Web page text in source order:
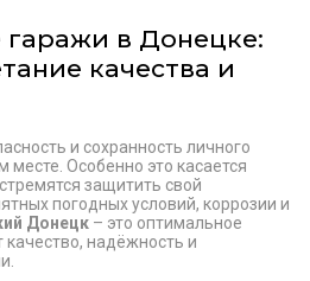
в Донецке:
качества и
и сохранность личного
Особенно это касается
защитить свой
погодных условий, коррозии и
Донецк – это оптимальное
качество, надёжность и